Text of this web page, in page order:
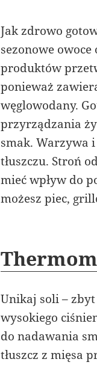
Jak zdrowo
sezonowe
produktów
ponieważ
węglowodany.
przyrządzania
smak. Warzywa
tłuszczu. Stroń
mieć wpływ do
możesz piec,
Unikaj soli –
wysokiego
do nadawania
tłuszcz z mięsa